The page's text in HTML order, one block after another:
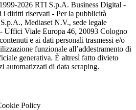
2026 RTI S.p.A. Business Digital -
i diritti riservati - Per la pubblicità
Mediaset N.V., sede legale
Uffici Viale Europa 46, 20093 Cologno
e ai dati personali trasmessi e/o
funzionale all’addestramento di
generativa. È altresì fatto divieto
automatizzati di data scraping.
Policy